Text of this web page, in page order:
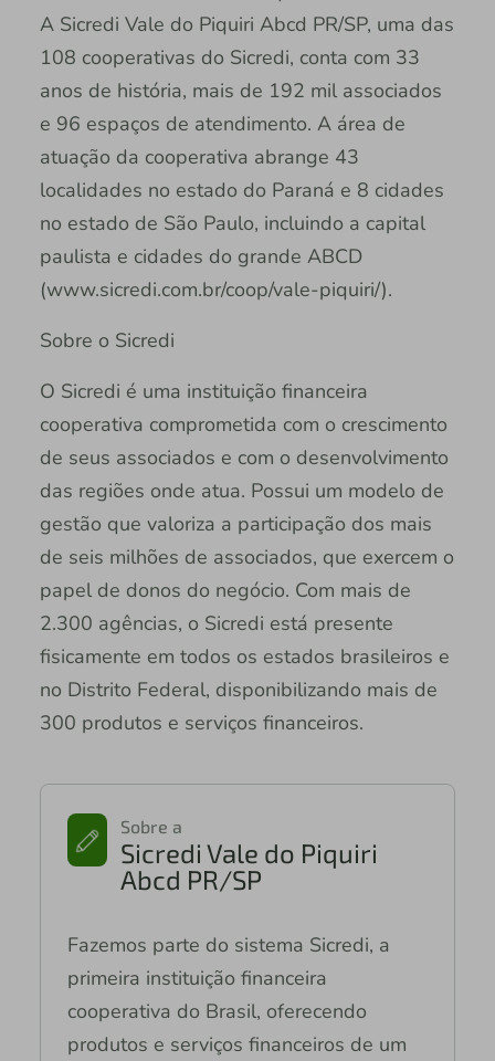
A Sicredi Vale do Piquiri Abcd PR/SP, uma das
108 cooperativas do Sicredi, conta com 33
anos de história, mais de 192 mil associados
e 96 espaços de atendimento. A área de
atuação da cooperativa abrange 43
localidades no estado do Paraná e 8 cidades
no estado de São Paulo, incluindo a capital
paulista e cidades do grande ABCD
(www.sicredi.com.br/coop/vale-piquiri/).
Sobre o Sicredi
O Sicredi é uma instituição financeira
cooperativa comprometida com o crescimento
de seus associados e com o desenvolvimento
das regiões onde atua. Possui um modelo de
gestão que valoriza a participação dos mais
de seis milhões de associados, que exercem o
papel de donos do negócio. Com mais de
2.300 agências, o Sicredi está presente
fisicamente em todos os estados brasileiros e
no Distrito Federal, disponibilizando mais de
300 produtos e serviços financeiros.
Sobre a
Sicredi Vale do Piquiri
Abcd PR/SP
Fazemos parte do sistema Sicredi, a
primeira instituição financeira
cooperativa do Brasil, oferecendo
produtos e serviços financeiros de um